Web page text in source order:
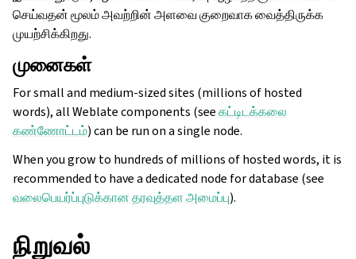
செய்வதன் மூலம் அவற்றின் அளவை குறைவாக வைத்திருக்க
முயற்சிக்கிறது.
முனைகள்
For small and medium-sized sites (millions of hosted
words), all Weblate components (seeகட்டிடக்கலை
கண்ணோட்டம்) can be run on a single node.
When you grow to hundreds of millions of hosted words, it is
recommended to have a dedicated node for database (see
வலைபெயர்ப்புடுக்கான தரவுத்தள அமைப்பு).
நிறுவல்